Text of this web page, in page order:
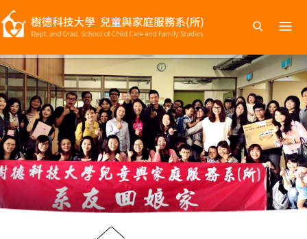
到
主
要
內
容